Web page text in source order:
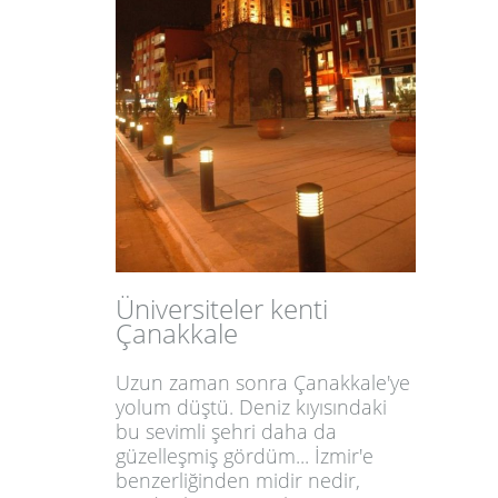
Üniversiteler kenti
Çanakkale
Uzun zaman sonra Çanakkale'ye
yolum düştü. Deniz kıyısındaki
bu sevimli şehri daha da
güzelleşmiş gördüm... İzmir'e
benzerliğinden midir nedir,